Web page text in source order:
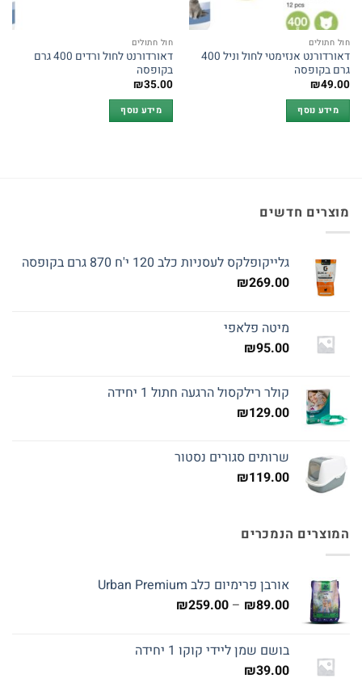
חול חתולים
דאורדורנט אנזימטי לחול וניל 400
גרם בקופסה
₪49.00
מידע נוסף
חול חתולים
דאורדורנט לחול ורדים 400 גרם
בקופסה
₪35.00
מידע נוסף
מוצרים חדשים
גלייקופלקס לעסניות כלב 120 י'ח 870 גרם בקופסה
₪269.00
מיטה פלאפי
₪95.00
קולר רילקסול הרגעה חתול 1 יחידה
₪129.00
שרותים סגורים נסטור
₪119.00
המוצרים הנמכרים
אורבן פרימיום כלב Urban Premium
₪89.00
–
₪259.00
עד בושם שמן ליידי קוקו 1 יחידה
₪39.00